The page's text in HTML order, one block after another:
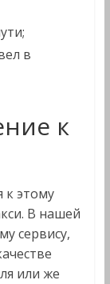
в
к
к этому
В нашей
сервису,
или же